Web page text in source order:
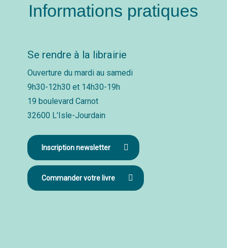
Informations pratiques
Se rendre à la librairie
Ouverture du mardi au samedi
9h30-12h30 et 14h30-19h
19 boulevard Carnot
32600 L’Isle-Jourdain
Inscription newsletter
Commander votre livre